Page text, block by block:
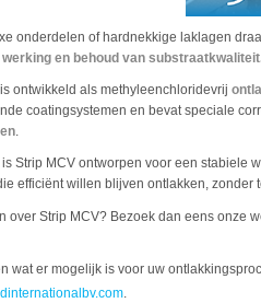
onderdelen of hardnekkige laklagen
en behoud van
ontwikkeld als methyleenchloridevrij
coatingsystemen en bevat speciale
.
is Strip MCV ontworpen voor een stabiele
efficiënt willen blijven ontlakken,
over Strip MCV? Bezoek dan eens onze
wat er mogelijk is voor uw
.